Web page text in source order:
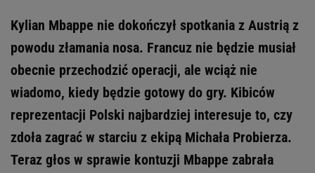
Kylian Mbappe nie dokończył spotkania z Austrią z
powodu złamania nosa. Francuz nie będzie musiał
obecnie przechodzić operacji, ale wciąż nie
wiadomo, kiedy będzie gotowy do gry. Kibiców
reprezentacji Polski najbardziej interesuje to, czy
zdoła zagrać w starciu z ekipą Michała Probierza.
Teraz głos w sprawie kontuzji Mbappe zabrała